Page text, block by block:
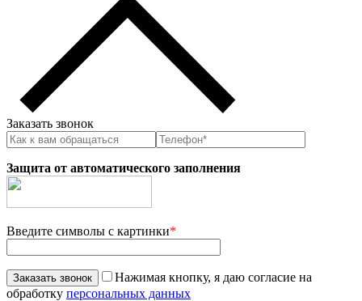
Заказать звонок
Защита от автоматического заполнения
Введите символы с картинки*
Нажимая кнопку, я даю согласие на
обработку персональных данных